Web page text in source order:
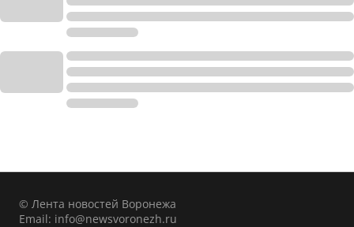
© Лента новостей Воронежа
Email: info@newsvoronezh.ru